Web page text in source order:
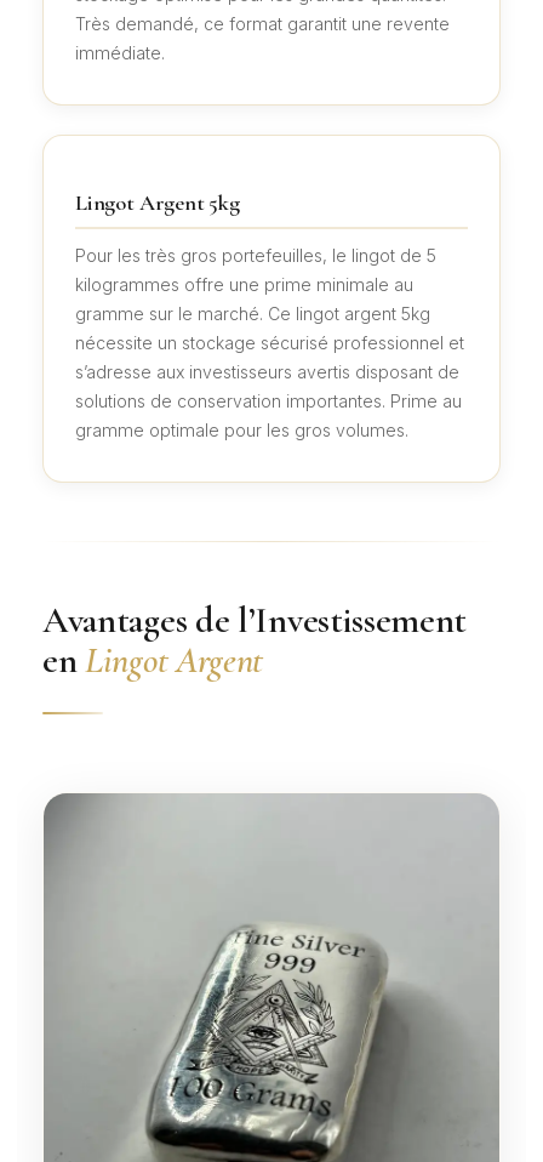
Très demandé, ce format garantit une revente
immédiate.
Lingot Argent 5kg
Pour les très gros portefeuilles, le lingot de 5
kilogrammes offre une prime minimale au
gramme sur le marché. Ce lingot argent 5kg
nécessite un stockage sécurisé professionnel et
s’adresse aux investisseurs avertis disposant de
solutions de conservation importantes. Prime au
gramme optimale pour les gros volumes.
Avantages de l’Investissement
enLingot Argent